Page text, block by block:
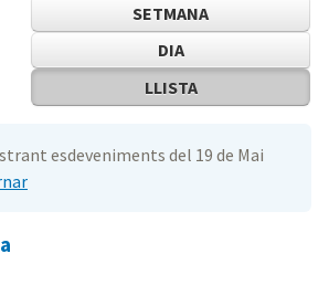
SETMANA
DIA
LLISTA
esdeveniments del 19 de Mai